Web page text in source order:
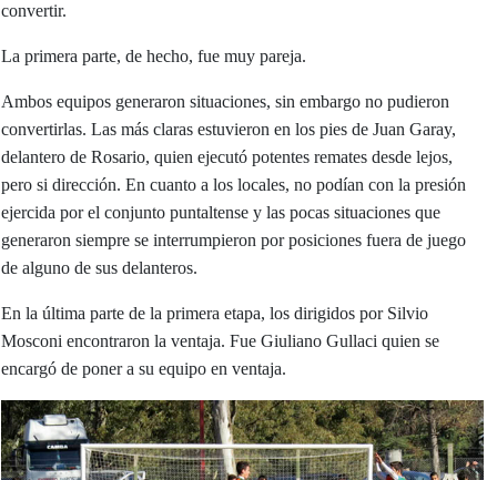
convertir.
La primera parte, de hecho, fue muy pareja.
Ambos equipos generaron situaciones, sin embargo no pudieron
convertirlas. Las más claras estuvieron en los pies de Juan Garay,
delantero de Rosario, quien ejecutó potentes remates desde lejos,
pero si dirección. En cuanto a los locales, no podían con la presión
ejercida por el conjunto puntaltense y las pocas situaciones que
generaron siempre se interrumpieron por posiciones fuera de juego
de alguno de sus delanteros.
En la última parte de la primera etapa, los dirigidos por Silvio
Mosconi encontraron la ventaja. Fue Giuliano Gullaci quien se
encargó de poner a su equipo en ventaja.